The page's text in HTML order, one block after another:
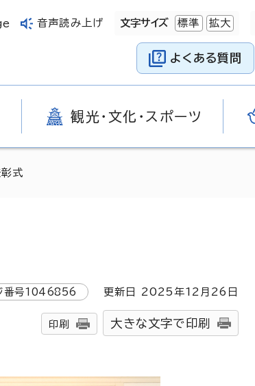
音声読み上げ 文字サイズ 標準 拡大
よくある質問
観光・文化・スポーツ
式
番号1046856 更新日 2025 年12 月 26 日
印刷 大きな文字で印刷